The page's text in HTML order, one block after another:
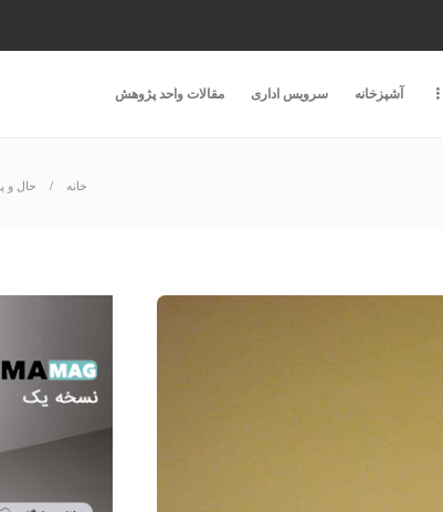
آشپزخانه سرویس اداری مقالات واحد پژوهش
خانه حال و